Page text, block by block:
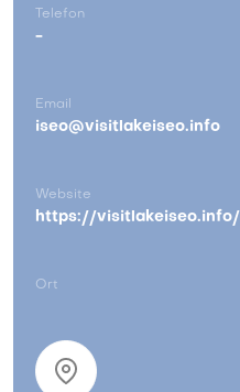
Telefon
-
Email
iseo@visitlakeiseo.info
Website
https://visitlakeiseo.info/
Ort